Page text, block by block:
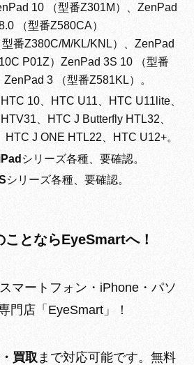
10 （型番Z301M）、ZenPad
（型番Z580CA）
型番Z380C/M/KL/KNL）、ZenPad
P01Z）ZenPad 3S 10 （型番
3 （型番Z581KL）。
10、HTC U11、HTC U11lite、
、HTC J Butterfly HTL32、
HTC J ONE HTL22、HTC U12+。
シリーズ各種、要確認。
シリーズ各種、要確認。
ことならEyeSmartへ！
スマートフォン・iPhone・パソ
門店「EyeSmart」！
買取 まで対応可能です。 無料